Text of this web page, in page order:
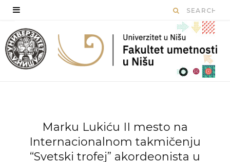
Marku Lukiću II mesto na
Internacionalnom takmičenju
“Svetski trofej” akordeonista u